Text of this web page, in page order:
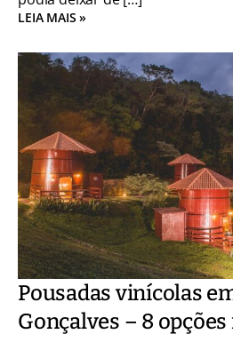
LEIA MAIS »
Pousadas vinícolas
Gonçalves – 8